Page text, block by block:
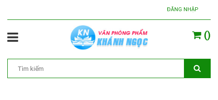
ĐĂNG NHẬP
()